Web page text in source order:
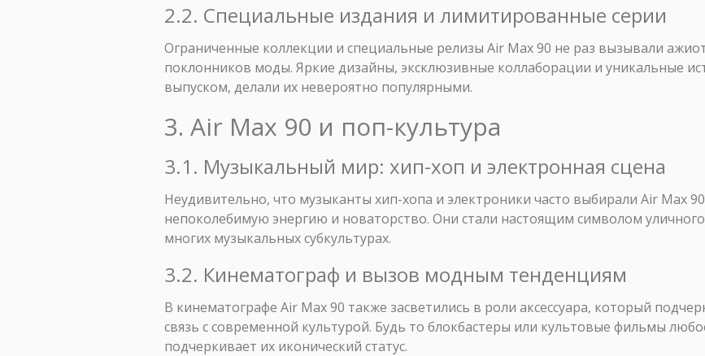
2.2. Специальные издания и лимитированные серии
Ограниченные коллекции и специальные релизы Air Max 90 не раз вызывали
поклонников моды. Яркие дизайны, эксклюзивные коллаборации и уникальные
выпуском, делали их невероятно популярными.
3. Air Max 90 и поп-культура
3.1. Музыкальный мир: хип-хоп и электронная сцена
Неудивительно, что музыканты хип-хопа и электроники часто выбирали Air Max
непоколебимую энергию и новаторство. Они стали настоящим символом
многих музыкальных субкультурах.
3.2. Кинематограф и вызов модным тенденциям
В кинематографе Air Max 90 также засветились в роли аксессуара, который
связь с современной культурой. Будь то блокбастеры или культовые фильмы
подчеркивает их иконический статус.